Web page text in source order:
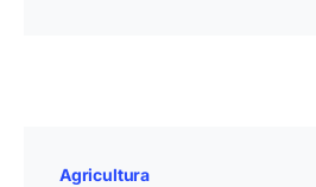
Agricultura